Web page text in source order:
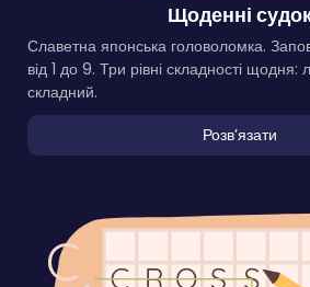
Щоденні
Славетна японська головоломка.
від 1 до 9. Три рівні складності щодня:
складний.
Розвʼязати